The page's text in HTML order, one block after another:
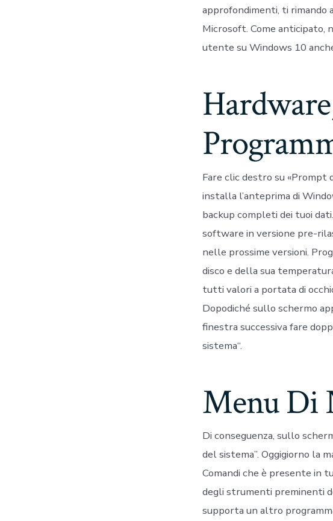
approfondimenti, ti rimando
Microsoft. Come anticipato,
utente su Windows 10
Fare clic destro su «Prompt
installa l’anteprima di
backup completi dei tuoi
software in versione pre-
nelle prossime versioni.
disco e della sua
tutti valori a portata di
Dopodiché sullo schermo
finestra successiva fare
sistema“.
Menu Di
Di conseguenza, sullo
del sistema”. Oggigiorno la
Comandi che è presente in
degli strumenti preminenti
supporta un altro